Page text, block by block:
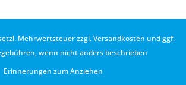
Mehrwertsteuer zzgl.Versandkosten und ggf.
wenn nicht anders beschrieben
Erinnerungen zum Anziehen